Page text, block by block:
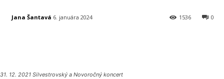
Jana Šantavá 6. januára 2024 0
1536
31. 12. 2021 Silvestrovský a Novoročný koncert